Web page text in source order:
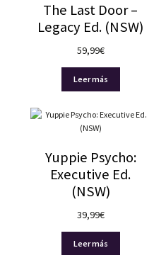
The Last Door –
Legacy Ed. (NSW)
59,99€
Leer más
Yuppie Psycho:
Executive Ed.
(NSW)
39,99€
Leer más